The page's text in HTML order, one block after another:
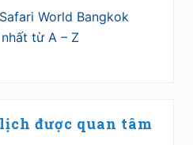
World Bangkok
từ A – Z
được quan tâm